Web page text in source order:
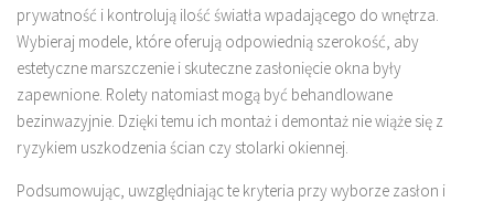
prywatność i kontrolują ilość światła wpadającego do wnętrza.
Wybieraj modele, które oferują odpowiednią szerokość, aby
estetyczne marszczenie i skuteczne zasłonięcie okna były
zapewnione. Rolety natomiast mogą być behandlowane
bezinwazyjnie. Dzięki temu ich montaż i demontaż nie wiąże się z
ryzykiem uszkodzenia ścian czy stolarki okiennej.
Podsumowując, uwzględniając te kryteria przy wyborze zasłon i